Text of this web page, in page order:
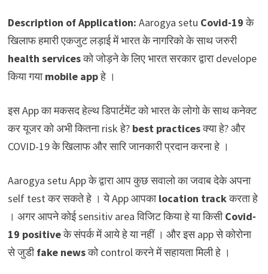
Description of Application: Aarogya setu Covid-19के
खिलाफ हमारी एकजुट लड़ाई में भारत के नागरिको के साथ जरुरी
health servicesको जोड़ने के लिए भारत सरकार द्वारा develope
किया गयाmobile appहे ।
इस App का मकसद हेल्थ डिपार्टमेंट को भारत के लोगो के साथ कनेक्ट
कर यूजर को अभी कितना risk हे? best practicesक्या हे? और
COVID-19 के खिलाफ और सारि जानकारी प्रदान करना हे ।
Aarogya setu App के द्वारा आप कुछ सवालो का जवाब देके अपना
self test कर सकते हे । ये App आपकाlocation trackकरता हे
। अगर आपने कोई sensitiv area विजिट किया हे या किसीCovid-
19 positiveके संपर्क में आये हे या नहीं । और इस app से कोरोना
से जुडीfake newsको control करने में सहायता मिली हे ।